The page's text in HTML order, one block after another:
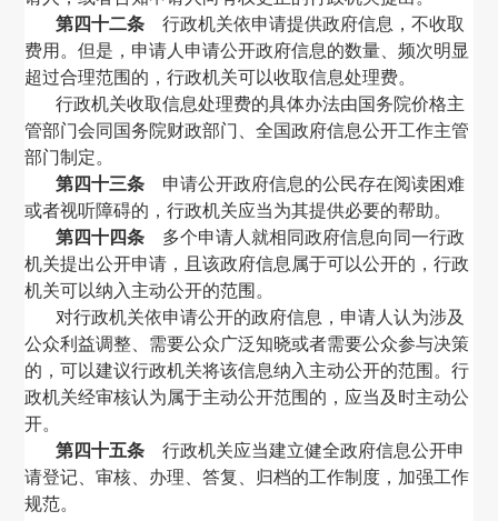
第四十二条 行政机关依申请提供政府信息，不收取
费用。但是，申请人申请公开政府信息的数量、频次明显
超过合理范围的，行政机关可以收取信息处理费。
行政机关收取信息处理费的具体办法由国务院价格主
管部门会同国务院财政部门、全国政府信息公开工作主管
部门制定。
第四十三条 申请公开政府信息的公民存在阅读困难
或者视听障碍的，行政机关应当为其提供必要的帮助。
第四十四条 多个申请人就相同政府信息向同一行政
机关提出公开申请，且该政府信息属于可以公开的，行政
机关可以纳入主动公开的范围。
对行政机关依申请公开的政府信息，申请人认为涉及
公众利益调整、需要公众广泛知晓或者需要公众参与决策
的，可以建议行政机关将该信息纳入主动公开的范围。行
政机关经审核认为属于主动公开范围的，应当及时主动公
开。
第四十五条 行政机关应当建立健全政府信息公开申
请登记、审核、办理、答复、归档的工作制度，加强工作
规范。